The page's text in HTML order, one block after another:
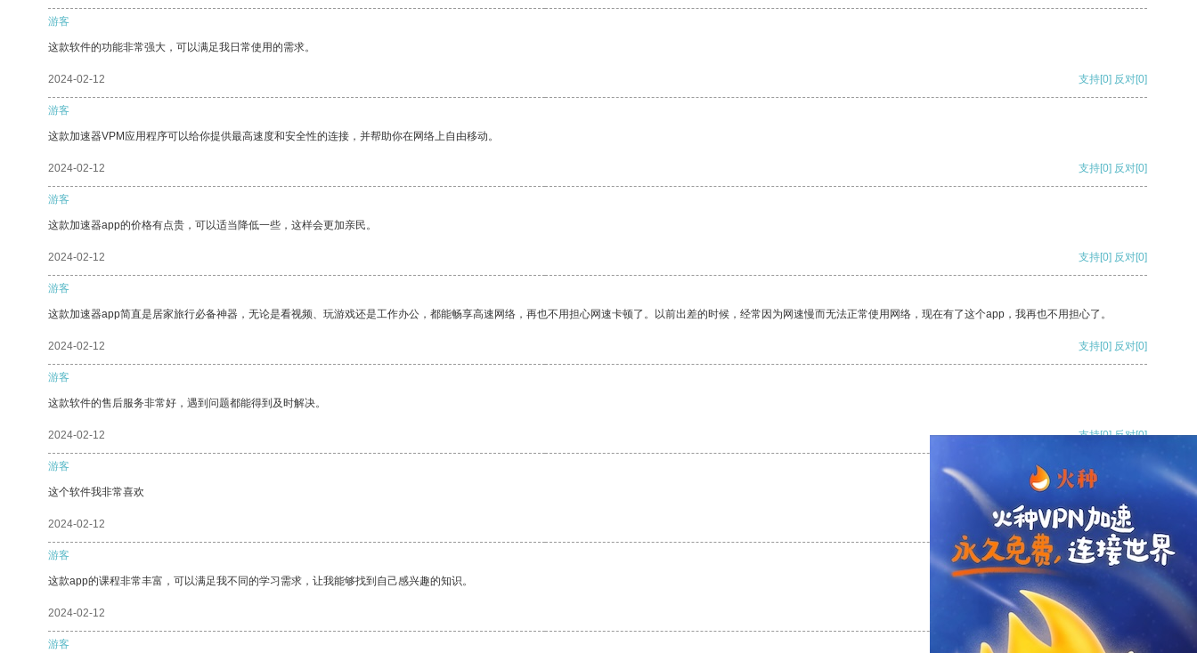
游客
这款软件的功能非常强大，可以满足我日常使用的需求。
2024-02-12 支持[0] 反对[0]
游客
这款加速器VPM应用程序可以给你提供最高速度和安全性的连接，并帮助你在网络上自由移动。
2024-02-12 支持[0] 反对[0]
游客
这款加速器app的价格有点贵，可以适当降低一些，这样会更加亲民。
2024-02-12 支持[0] 反对[0]
游客
这款加速器app简直是居家旅行必备神器，无论是看视频、玩游戏还是工作办公，都能畅享高速网络，再也不用担心网速卡顿了。以前出差的时候，经常因为网速慢而无法正常使用网络，现在有了这个app，我再也不用担心了。
2024-02-12 支持[0] 反对[0]
游客
这款软件的售后服务非常好，遇到问题都能得到及时解决。
2024-02-12 支持[0] 反对[0]
游客
这个软件我非常喜欢
2024-02-12 支持[0] 反对
游客
这款app的课程非常丰富，可以满足我不同的学习需求，让我能够找到自己感兴趣的知识。
2024-02-12 支持
游客